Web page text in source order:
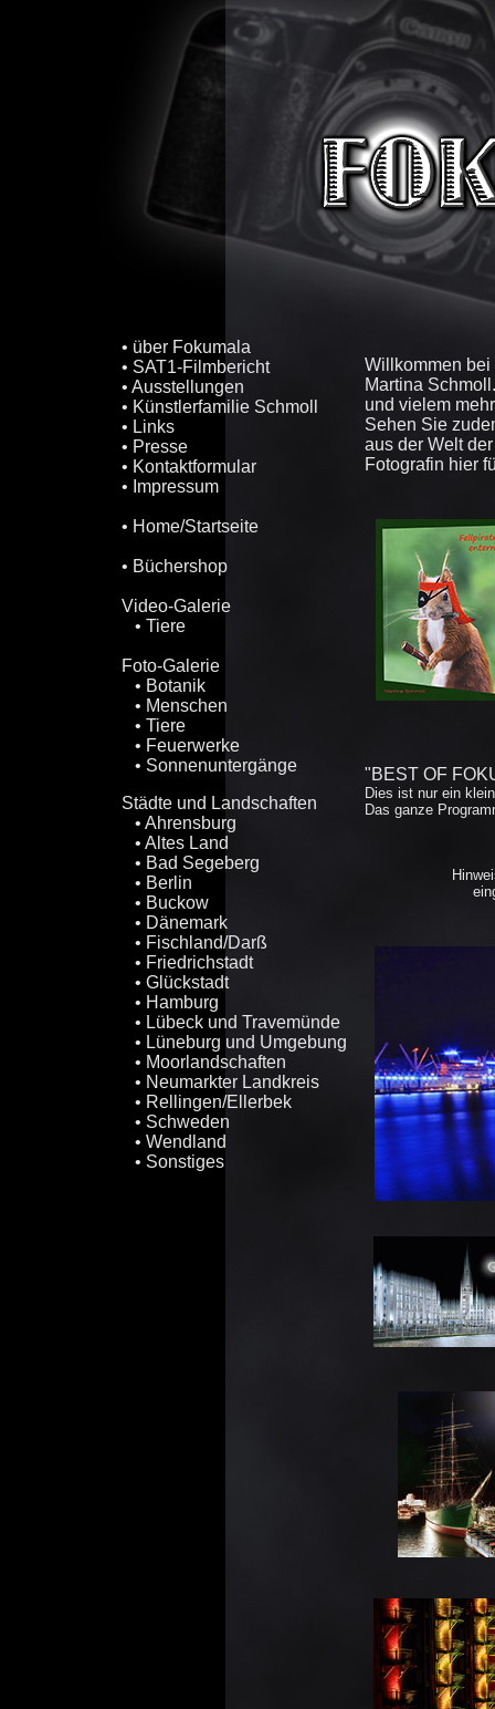
• über Fokumala
• SAT1-Filmbericht
• Ausstellungen
• Künstlerfamilie Schmoll
• Links
• Presse
• Kontaktformular
• Impressum
• Home/Startseite
• Büchershop
Video-Galerie
• Tiere
Foto-Galerie
• Botanik
• Menschen
• Tiere
• Feuerwerke
• Sonnenuntergänge
Städte und Landschaften
• Ahrensburg
• Altes Land
• Bad Segeberg
• Berlin
• Buckow
• Dänemark
• Fischland/Darß
• Friedrichstadt
• Glückstadt
• Hamburg
• Lübeck und Travemünde
• Lüneburg und Umgebung
• Moorlandschaften
• Neumarkter Landkreis
• Rellingen/Ellerbek
• Schweden
• Wendland
• Sonstiges
Willkommen
Martina
und vielem
Sehen Sie
aus der Welt
Fotografin hier
"BEST OF
Dies ist nur ein
Das ganze